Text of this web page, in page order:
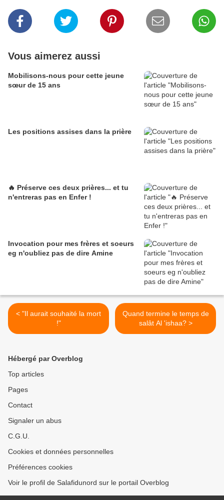
Vous aimerez aussi
Mobilisons-nous pour cette jeune
sœur de 15 ans
Les positions assises dans la prière
🔥 Préserve ces deux prières... et tu
n'entreras pas en Enfer !
Invocation pour mes frères et soeurs
eg n'oubliez pas de dire Amine
< "Il aurait souhaité la mort
!"
Quand termine le temps de
salât Al 'ishaa? >
Hébergé par Overblog
Top articles
Pages
Contact
Signaler un abus
C.G.U.
Cookies et données personnelles
Préférences cookies
Voir le profil de Salafidunord sur le portail Overblog